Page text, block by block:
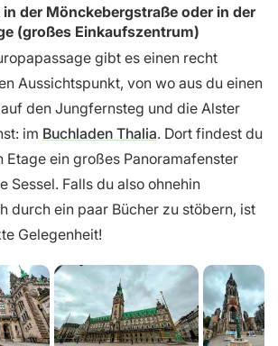
der Mönckebergstraße oder in der
(großes Einkaufszentrum)
gibt es einen recht
Aussichtspunkt, von wo aus du einen
den Jungfernsteg und die Alster
im Buchladen Thalia. Dort findest du
Etage ein großes Panoramafenster
Sessel. Falls du also ohnehin
durch ein paar Bücher zu stöbern, ist
Gelegenheit!